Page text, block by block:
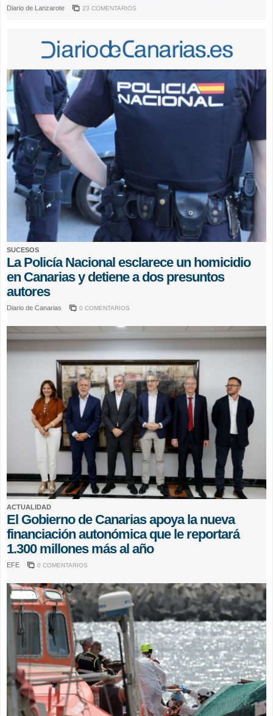
Diario de Lanzarote 23 COMENTARIOS
SUCESOS
La Policía Nacional esclarece un homicidio
en Canarias y detiene a dos presuntos
autores
Diario de Canarias 0 COMENTARIOS
ACTUALIDAD
El Gobierno de Canarias apoya la nueva
financiación autonómica que le reportará
1.300 millones más al año
EFE 0 COMENTARIOS